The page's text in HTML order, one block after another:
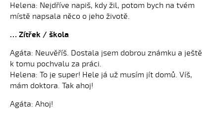
Helena: Nejdříve napiš, kdy žil, potom bych na tvém
místě napsala něco o jeho životě.
… Zítřek / škola
Agáta: Neuvěříš. Dostala jsem dobrou známku a ještě
k tomu pochvalu za práci.
Helena: To je super! Hele já už musím jít domů. Víš,
mám doktora. Tak ahoj!
Agáta: Ahoj!